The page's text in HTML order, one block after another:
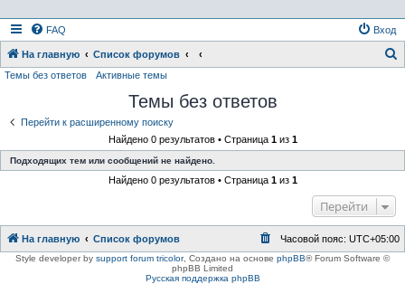
FAQ Вход
На главную Список форумов
Темы без ответов Активные темы
Темы без ответов
Перейти к расширенному поиску
Найдено 0 результатов • Страница 1из 1
Подходящих тем или сообщений не найдено.
Найдено 0 результатов • Страница 1из 1
Перейти
На главную Список форумов Часовой пояс: UTC+05:00
Style developer by support forum tricolor, Создано на основе phpBB® Forum Software ©
phpBB Limited
Русская поддержка phpBB